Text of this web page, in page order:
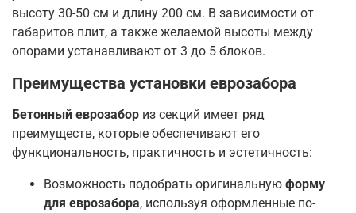
высоту 30-50 см и длину 200 см. В зависимости от
габаритов плит, а также желаемой высоты между
опорами устанавливают от 3 до 5 блоков.
Преимущества установки еврозабора
Бетонный еврозабор из секций имеет ряд
преимуществ, которые обеспечивают его
функциональность, практичность и эстетичность:
Возможность подобрать оригинальную форму
для еврозабора, используя оформленные по-